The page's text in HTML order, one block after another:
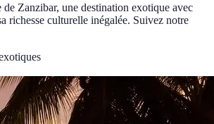
de Zanzibar, une destination exotique avec
richesse culturelle inégalée. Suivez notre